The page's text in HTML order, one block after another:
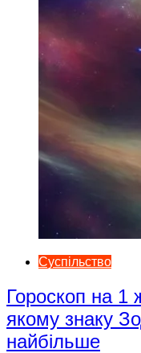
Суспільство
Гороскоп на 1
якому знаку
найбільше